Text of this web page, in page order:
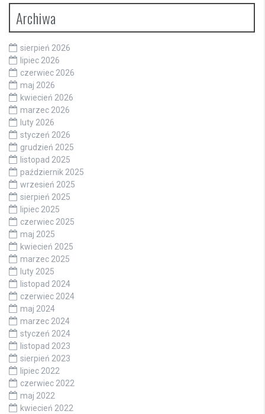
Archiwa
sierpień 2026
lipiec 2026
czerwiec 2026
maj 2026
kwiecień 2026
marzec 2026
luty 2026
styczeń 2026
grudzień 2025
listopad 2025
październik 2025
wrzesień 2025
sierpień 2025
lipiec 2025
czerwiec 2025
maj 2025
kwiecień 2025
marzec 2025
luty 2025
listopad 2024
czerwiec 2024
maj 2024
marzec 2024
styczeń 2024
listopad 2023
sierpień 2023
lipiec 2022
czerwiec 2022
maj 2022
kwiecień 2022